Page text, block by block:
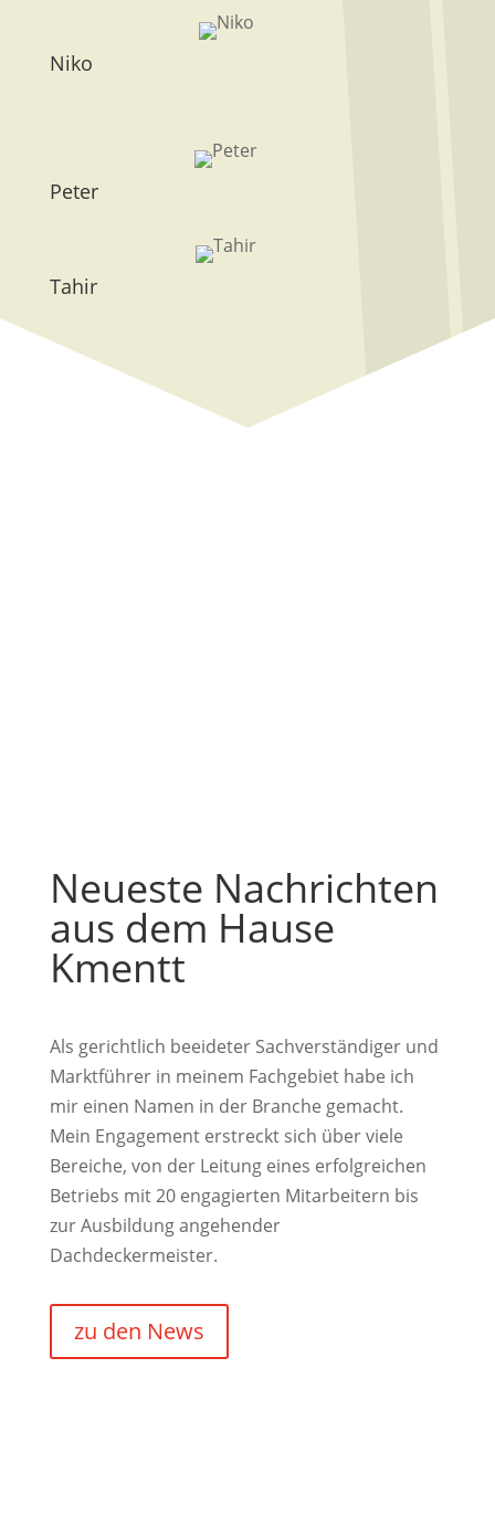
Niko
Peter
Tahir
Neueste Nachrichten
aus dem Hause
Kmentt
Als gerichtlich beeideter Sachverständiger und
Marktführer in meinem Fachgebiet habe ich
mir einen Namen in der Branche gemacht.
Mein Engagement erstreckt sich über viele
Bereiche, von der Leitung eines erfolgreichen
Betriebs mit 20 engagierten Mitarbeitern bis
zur Ausbildung angehender
Dachdeckermeister.
zu den News